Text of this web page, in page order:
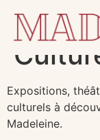
Expositions,
culturels à
Madeleine.